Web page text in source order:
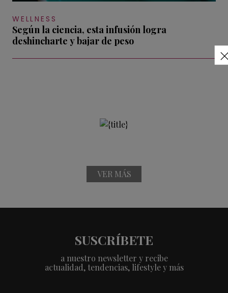
WELLNESS
Según la ciencia, esta infusión logra
deshincharte y bajar de peso
VER MÁS
SUSCRÍBETE
a nuestro newsletter y recibe
actualidad, tendencias, lifestyle y más